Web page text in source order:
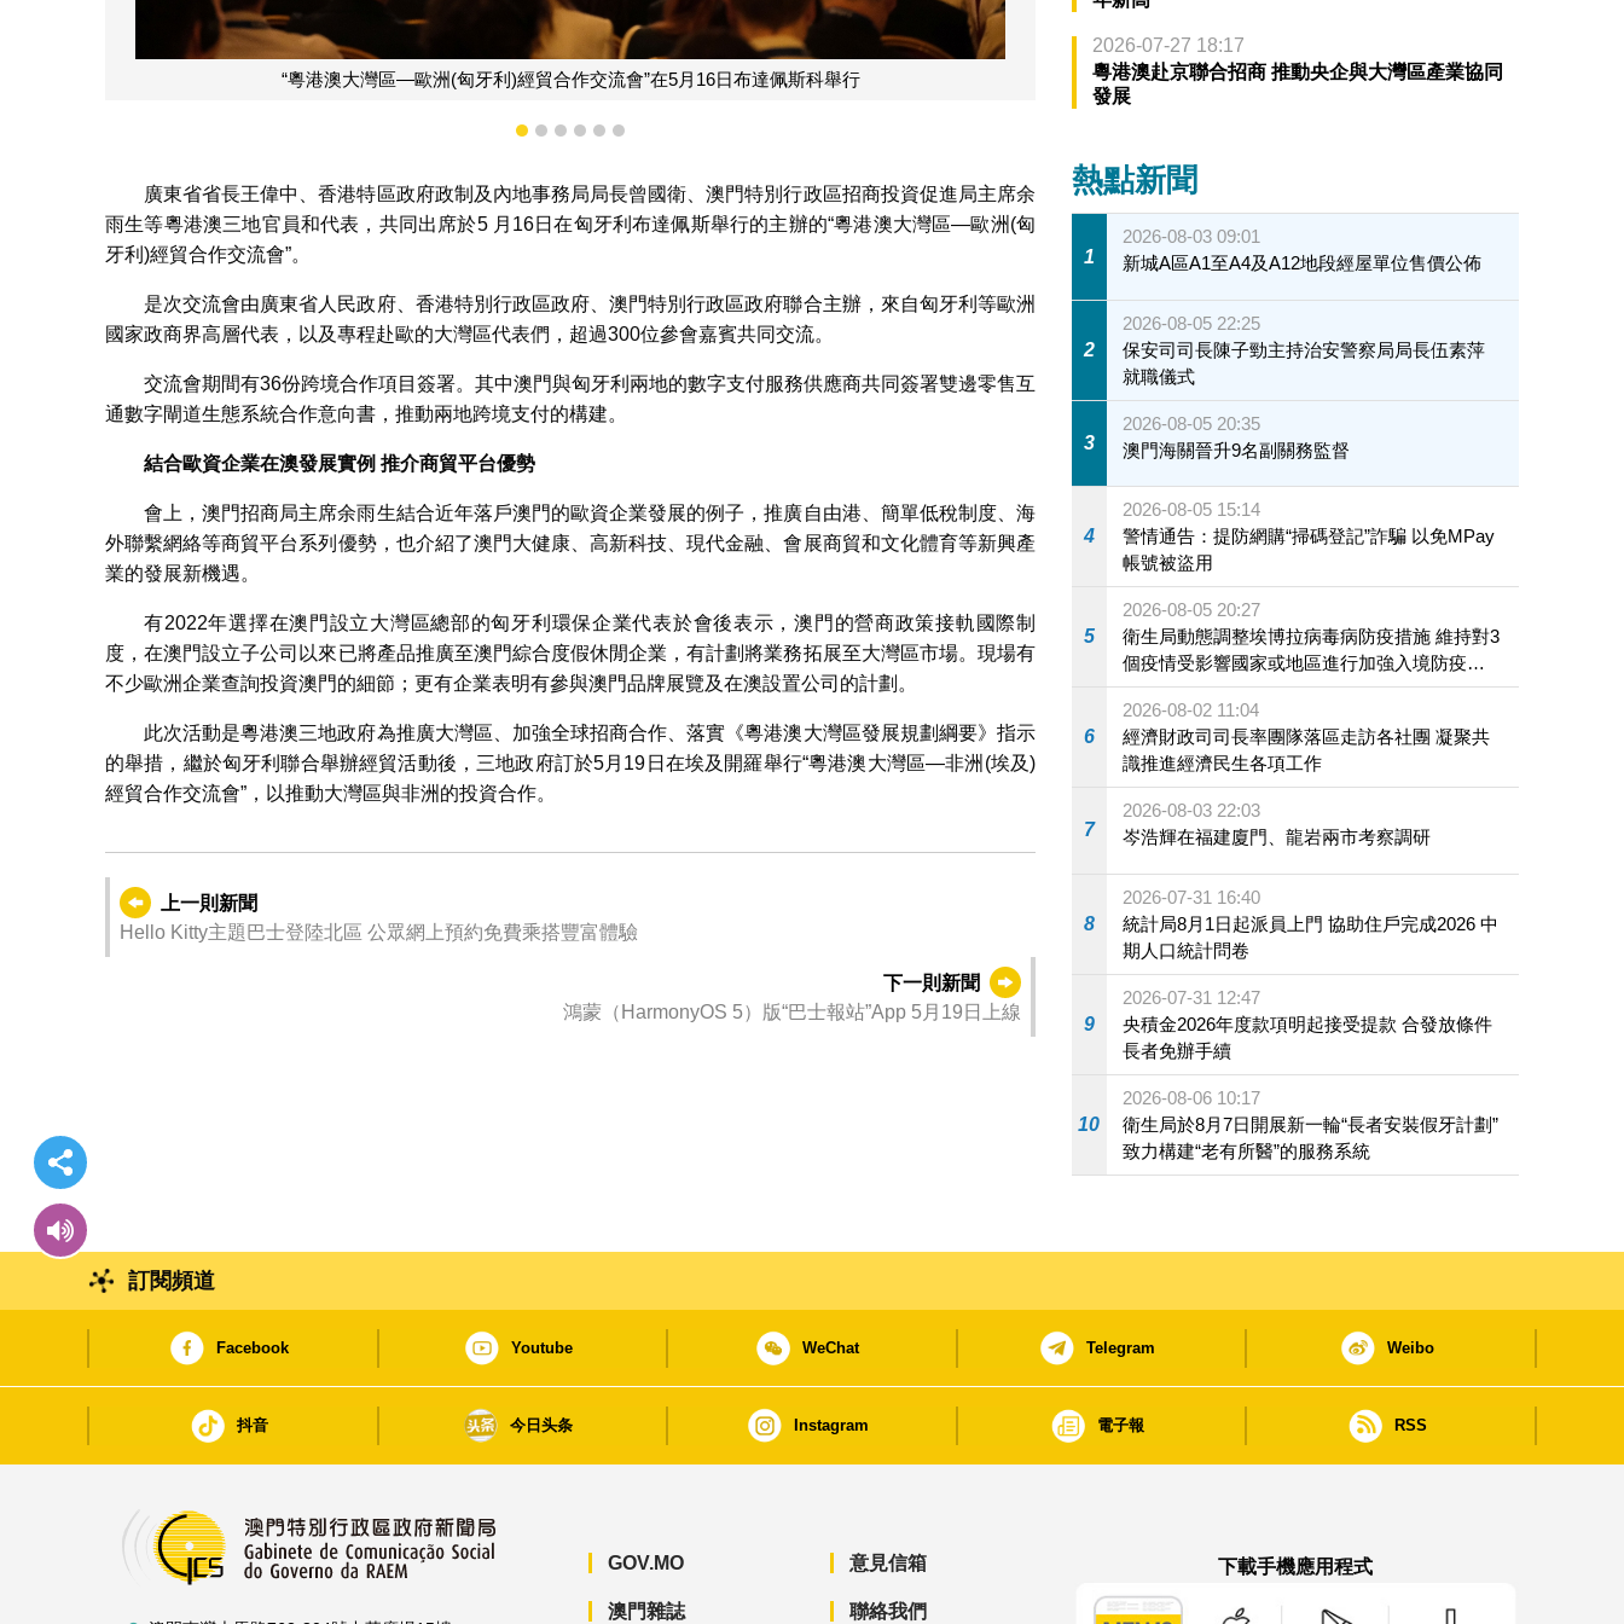
粵港澳三地官員出席“粵港澳大灣區—歐洲(匈牙利)經貿合作交流會”
1 2 3 4 5 6
廣東省省長王偉中、香港特區政府政制及內地事務局局長曾國衛、澳門特別行政區招商投資促進局主席余
雨生等粵港澳三地官員和代表，共同出席於5 月16日在匈牙利布達佩斯舉行的主辦的“粵港澳大灣區—歐洲(匈
牙利)經貿合作交流會”。
是次交流會由廣東省人民政府、香港特別行政區政府、澳門特別行政區政府聯合主辦，來自匈牙利等歐洲
國家政商界高層代表，以及專程赴歐的大灣區代表們，超過300位參會嘉賓共同交流。
交流會期間有36份跨境合作項目簽署。其中澳門與匈牙利兩地的數字支付服務供應商共同簽署雙邊零售互
通數字閘道生態系統合作意向書，推動兩地跨境支付的構建。
結合歐資企業在澳發展實例 推介商貿平台優勢
會上，澳門招商局主席余雨生結合近年落戶澳門的歐資企業發展的例子，推廣自由港、簡單低稅制度、海
外聯繫網絡等商貿平台系列優勢，也介紹了澳門大健康、高新科技、現代金融、會展商貿和文化體育等新興產
業的發展新機遇。
有2022年選擇在澳門設立大灣區總部的匈牙利環保企業代表於會後表示，澳門的營商政策接軌國際制
度，在澳門設立子公司以來已將產品推廣至澳門綜合度假休閒企業，有計劃將業務拓展至大灣區市場。現場有
不少歐洲企業查詢投資澳門的細節；更有企業表明有參與澳門品牌展覽及在澳設置公司的計劃。
此次活動是粵港澳三地政府為推廣大灣區、加強全球招商合作、落實《粵港澳大灣區發展規劃綱要》指示
的舉措，繼於匈牙利聯合舉辦經貿活動後，三地政府訂於5月19日在埃及開羅舉行“粵港澳大灣區—非洲(埃及)
經貿合作交流會”，以推動大灣區與非洲的投資合作。
上一則新聞
Hello Kitty主題巴士登陸北區 公眾網上預約免費乘搭豐富體驗
下一則新聞
鴻蒙（HarmonyOS 5）版“巴士報站”App 5月19日上線
2026-07-27 18:17
粵港澳赴京聯合招商 推動央企與大灣區產業協同
發展
熱點新聞
1
2026-08-03 09:01
新城A區A1至A4及A12地段經屋單位售價公佈
2
2026-08-05 22:25
保安司司長陳子勁主持治安警察局局長伍素萍
就職儀式
3
2026-08-05 20:35
澳門海關晉升9名副關務監督
4
2026-08-05 15:14
警情通告：提防網購“掃碼登記”詐騙 以免MPay
帳號被盜用
5
2026-08-05 20:27
衛生局動態調整埃博拉病毒病防疫措施 維持對3
個疫情受影響國家或地區進行加強入境防疫措
施
6
2026-08-02 11:04
經濟財政司司長率團隊落區走訪各社團 凝聚共
識推進經濟民生各項工作
7
2026-08-03 22:03
岑浩輝在福建廈門、龍岩兩市考察調研
8
2026-07-31 16:40
統計局8月1日起派員上門 協助住戶完成2026 中
期人口統計問卷
9
2026-07-31 12:47
央積金2026年度款項明起接受提款 合發放條件
長者免辦手續
10
2026-08-06 10:17
衛生局於8月7日開展新一輪“長者安裝假牙計劃”
致力構建“老有所醫”的服務系統
訂閱頻道
Facebook Youtube WeChat Telegram Weibo
抖音 今日头条 Instagram 電子報 RSS
GOV.MO
澳門雜誌
意見信箱
聯絡我們
下載手機應用程式